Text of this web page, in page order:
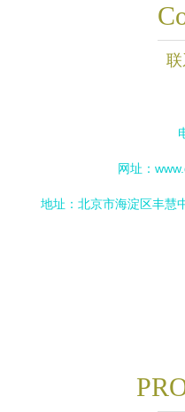
联
网址：
地址：北京市海淀区丰慧